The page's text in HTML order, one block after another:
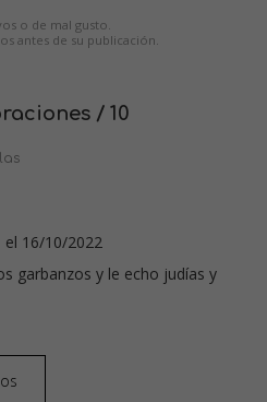
o de mal gusto.
antes de su publicación.
/ 10
el 16/10/2022
garbanzos y le echo judías y